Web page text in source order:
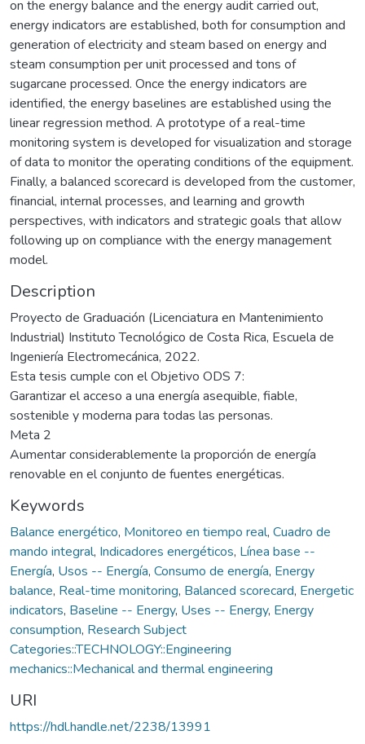
on the energy balance and the energy audit carried out,
energy indicators are established, both for consumption and
generation of electricity and steam based on energy and
steam consumption per unit processed and tons of
sugarcane processed. Once the energy indicators are
identified, the energy baselines are established using the
linear regression method. A prototype of a real-time
monitoring system is developed for visualization and storage
of data to monitor the operating conditions of the equipment.
Finally, a balanced scorecard is developed from the customer,
financial, internal processes, and learning and growth
perspectives, with indicators and strategic goals that allow
following up on compliance with the energy management
model.
Description
Proyecto de Graduación (Licenciatura en Mantenimiento
Industrial) Instituto Tecnológico de Costa Rica, Escuela de
Ingeniería Electromecánica, 2022.
Esta tesis cumple con el Objetivo ODS 7:
Garantizar el acceso a una energía asequible, fiable,
sostenible y moderna para todas las personas.
Meta 2
Aumentar considerablemente la proporción de energía
renovable en el conjunto de fuentes energéticas.
Keywords
Balance energético, Monitoreo en tiempo real, Cuadro de
mando integral, Indicadores energéticos, Línea base --
Energía, Usos -- Energía, Consumo de energía, Energy
balance, Real-time monitoring, Balanced scorecard, Energetic
indicators, Baseline -- Energy, Uses -- Energy, Energy
consumption, Research Subject
Categories::TECHNOLOGY::Engineering
mechanics::Mechanical and thermal engineering
URI
https://hdl.handle.net/2238/13991